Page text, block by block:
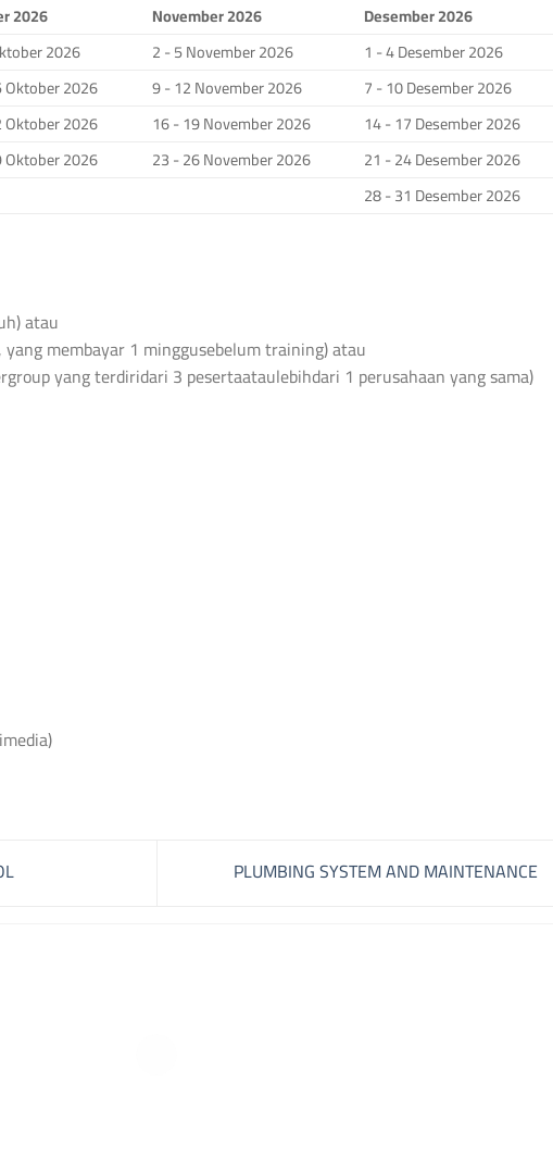
2026 November 2026
Desember 2026
2026 2 - 5 November 2026
1 - 4 Desember 2026
Oktober 2026 9 - 12 November 2026
7 - 10 Desember 2026
Oktober 2026 16 - 19 November 2026
14 - 17 Desember 2026
Oktober 2026 23 - 26 November 2026
21 - 24 Desember 2026
28 - 31 Desember 2026
atau
membayar 1 minggusebelum training) atau
yang terdiridari 3 pesertaataulebihdari 1 perusahaan yang sama)
PLUMBING SYSTEM AND MAINTENANCE